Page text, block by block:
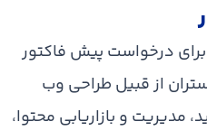
درخواست پیش فاکتور
از قبیل طراحی وب
مدیریت و بازاریابی محتوا،